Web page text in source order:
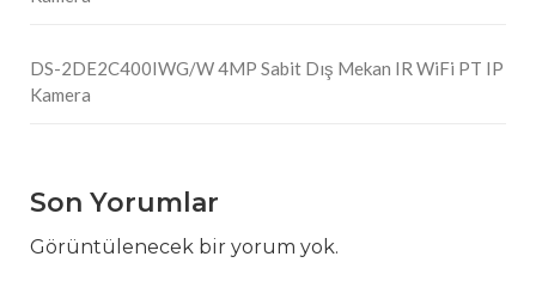
DS-2DE2C400IWG/W 4MP Sabit Dış Mekan IR WiFi PT IP
Kamera
Son Yorumlar
Görüntülenecek bir yorum yok.